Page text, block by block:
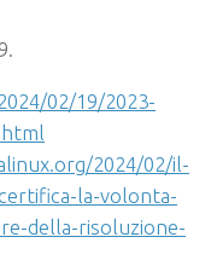
02/19/2023-
2024/02/il-
la-volonta-
della-risoluzione-